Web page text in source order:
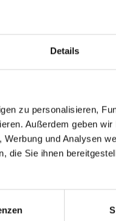
Details
zu personalisieren,
Außerdem geben
und Analysen
die Sie ihnen